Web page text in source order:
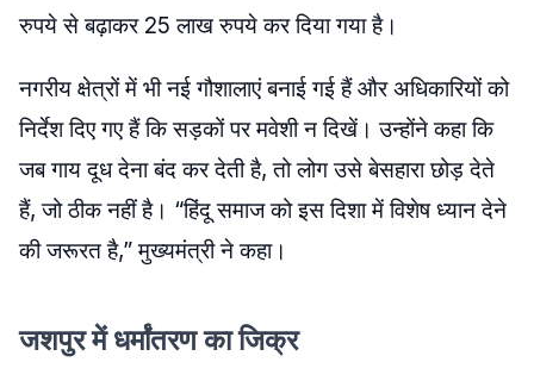
रुपये से बढ़ाकर 25 लाख रुपये कर दिया गया है।
नगरीय क्षेत्रों में भी नई गौशालाएं बनाई गई हैं और अधिकारियों को
निर्देश दिए गए हैं कि सड़कों पर मवेशी न दिखें। उन्होंने कहा कि
जब गाय दूध देना बंद कर देती है, तो लोग उसे बेसहारा छोड़ देते
हैं, जो ठीक नहीं है। “हिंदू समाज को इस दिशा में विशेष ध्यान देने
की जरूरत है,” मुख्यमंत्री ने कहा।
जशपुर में धर्मांतरण का जिक्र